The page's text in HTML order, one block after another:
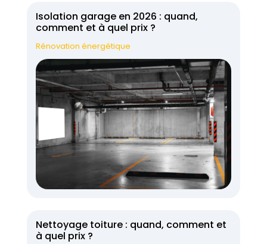
Isolation garage en 2026 : quand,
comment et à quel prix ?
Rénovation énergétique
Nettoyage toiture : quand, comment et
à quel prix ?